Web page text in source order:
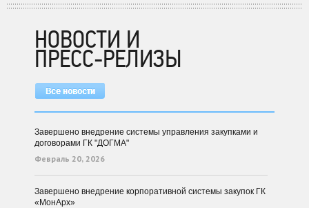
НОВОСТИ И
ПРЕСС-РЕЛИЗЫ
Завершено внедрение системы управления закупками и
договорами ГК "ДОГМА"
Февраль 20, 2026
Завершено внедрение корпоративной системы закупок ГК
«МонАрх»